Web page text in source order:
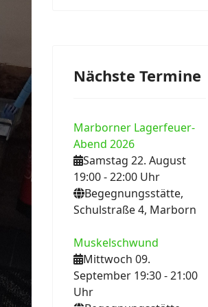
Nächste Termine
Marborner Lagerfeuer-
Abend 2026
Samstag 22. August
19:00- 22:00 Uhr
Begegnungsstätte,
Schulstraße 4, Marborn
Muskelschwund
Mittwoch 09.
September 19:30- 21:00
Uhr